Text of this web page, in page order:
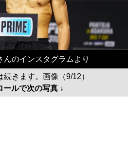
のインスタグラムより
続きます。画像（9/12）
ールで次の写真 ↓